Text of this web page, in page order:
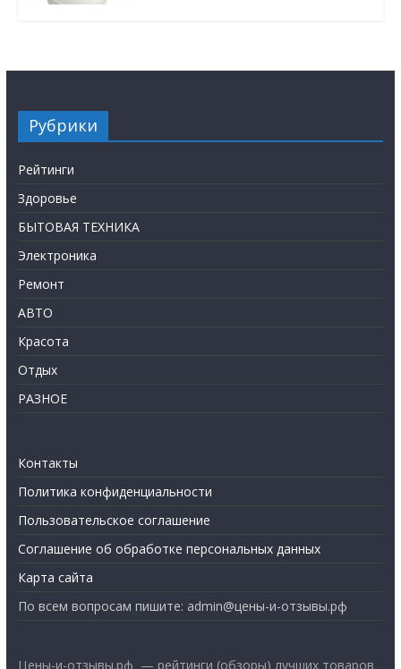
Рубрики
Рейтинги
Здоровье
БЫТОВАЯ ТЕХНИКА
Электроника
Ремонт
АВТО
Красота
Отдых
РАЗНОЕ
Контакты
Политика конфиденциальности
Пользовательское соглашение
Соглашение об обработке персональных данных
Карта сайта
По всем вопросам пишите: admin@цены-и-отзывы.рф
Цены-и-отзывы.рф — рейтинги (обзоры) лучших товаров